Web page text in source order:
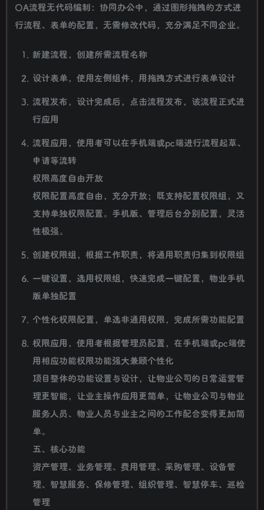
OA流程无代码编制：协同办公中，通过图形拖拽的方式进
行流程、表单的配置，无需修改代码，充分满足不同企业。
新建流程，创建所需流程名称
设计表单，使用左侧组件，用拖拽方式进行表单设计
流程发布，设计完成后，点击流程发布，该流程正式进
行应用
流程应用，使用者可以在手机端或pc端进行流程起草、
申请等流转
权限高度自由开放
权限配置高度自由，充分开放；既支持配置权限组，又
支持单独权限配置。手机版、管理后台分别配置，灵活
性极强。
创建权限组，根据工作职责，将通用职责归集到权限组
一键设置，选用权限组，快速完成一键配置，物业手机
版单独配置
个性化权限配置，单选非通用权限，完成所需功能配置
权限应用，使用者根据管理员配置，在手机端或pc端使
用相应功能权限功能强大兼顾个性化
项目整体的功能设置与设计，让物业公司的日常运营管
理更智能，让业主操作应用更简单，让物业公司与物业
服务人员、物业人员与业主之间的工作配合变得更加简
单。
五、核心功能
资产管理、业务管理、费用管理、采购管理、设备管
理、智慧服务、保修管理、组织管理、智慧停车、巡检
管理